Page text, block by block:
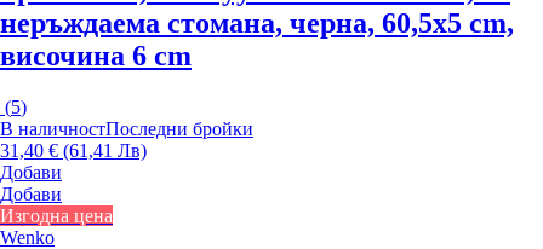
неръждаема стомана, черна, 60,5x5 cm,
височина 6 cm
(5)
В наличностПоследни бройки
31,40 € (61,41 Лв)
Добави
Добави
Изгодна цена
Wenko